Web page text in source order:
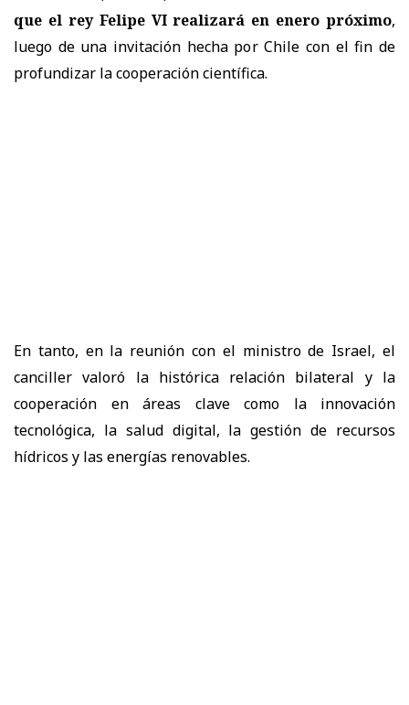
que el rey Felipe VI realizará en enero próximo,
luego de una invitación hecha por Chile con el fin de
profundizar la cooperación científica.
En tanto, en la reunión con el ministro de Israel, el
canciller valoró la histórica relación bilateral y la
cooperación en áreas clave como la innovación
tecnológica, la salud digital, la gestión de recursos
hídricos y las energías renovables.